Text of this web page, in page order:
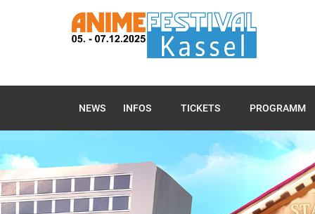
NEWS INFOS TICKETS PROGRAMM